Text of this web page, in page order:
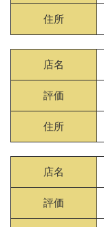
住所
店名
評価
住所
店名
評価